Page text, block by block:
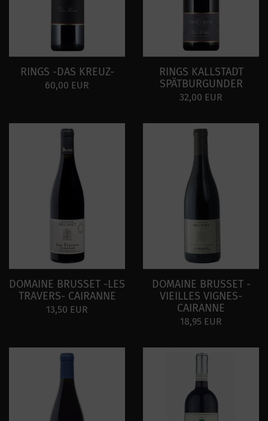
RINGS -DAS KREUZ-
60,00 EUR
RINGS KALLSTADT
SPÄTBURGUNDER
32,00 EUR
DOMAINE BRUSSET -LES
TRAVERS- CAIRANNE
13,50 EUR
DOMAINE BRUSSET -
VIEILLES VIGNES-
CAIRANNE
18,95 EUR